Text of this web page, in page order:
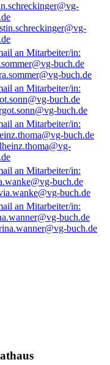
buch.de
buch.de
buch.de
buch.de